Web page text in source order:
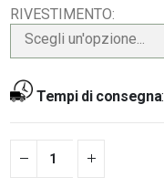
RIVESTIMENTO
Scegli un'opzione...
Tempi di consegna: